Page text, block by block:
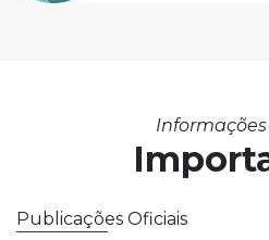
Publicações Oficiais